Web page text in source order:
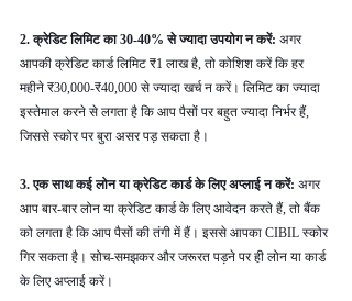
2. क्रेडिट लिमिट का 30-40% से ज्यादा उपयोग न करें: अगर
आपकी क्रेडिट कार्ड लिमिट ₹1 लाख है, तो कोशिश करें कि हर
महीने ₹30,000-₹40,000 से ज्यादा खर्च न करें। लिमिट का ज्यादा
इस्तेमाल करने से लगता है कि आप पैसों पर बहुत ज्यादा निर्भर हैं,
जिससे स्कोर पर बुरा असर पड़ सकता है।
3. एक साथ कई लोन या क्रेडिट कार्ड के लिए अप्लाई न करें: अगर
आप बार-बार लोन या क्रेडिट कार्ड के लिए आवेदन करते हैं, तो बैंक
को लगता है कि आप पैसों की तंगी में हैं। इससे आपका CIBIL स्कोर
गिर सकता है। सोच-समझकर और जरूरत पड़ने पर ही लोन या कार्ड
के लिए अप्लाई करें।